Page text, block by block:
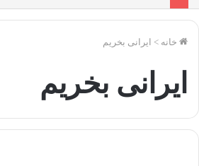
خانه > ایرانی بخریم
ایرانی بخریم